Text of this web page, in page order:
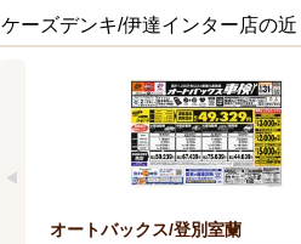
ケーズデンキ/伊達インター店の
オートバックス/登別室蘭